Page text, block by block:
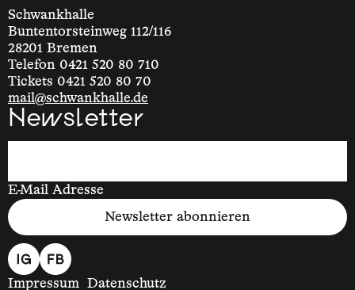
Schwankhalle
Buntentorsteinweg 112/116
28201 Bremen
Telefon 0421 520 80 710
Tickets 0421 520 80 70
mail@schwankhalle.de
Newsletter
E-Mail Adresse
Newsletter abonnieren
Impressum Datenschutz